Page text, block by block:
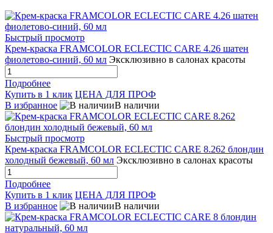
Быстрый просмотр
Крем-краска FRAMCOLOR ECLECTIC CARE 4.26 шатен
фиолетово-синий, 60 мл Эксклюзивно в салонах красоты
Подробнее
Купить в 1 клик ЦЕНА ДЛЯ ПРОФ
В избранное
В наличии
Быстрый просмотр
Крем-краска FRAMCOLOR ECLECTIC CARE 8.262 блондин
холодный бежевый, 60 мл Эксклюзивно в салонах красоты
Подробнее
Купить в 1 клик ЦЕНА ДЛЯ ПРОФ
В избранное
В наличии